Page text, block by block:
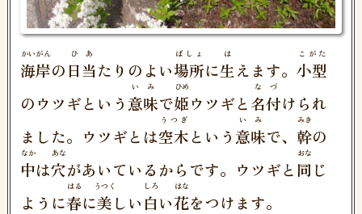
海岸
かいがん
の 日
ひ
当
あ
たりのよい場所
ばしょ
に生
は
えます。小型
こがた
のウツギという 意味
いみ
で姫
ひめ
ウツギと名付
なづ
けられ
ました。ウツギとは空木
うつぎ
という 意味
いみ
で、 幹
みき
の
中
なか
は穴
あな
があいているからです。ウツギと 同
おな
じ
ように春
はる
に美
うつく
しい 白
しろ
い花
はな
をつけます。